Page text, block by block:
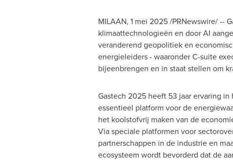
MILAAN, 1 mei 2025/PRNewswire/ --
klimaattechnologieën en door AI
veranderend geopolitiek en
energieleiders - waaronder C-suite
bijeenbrengen en in staat stellen om
Gastech 2025 heeft 53 jaar ervaring
essentieel platform voor de
het koolstofvrij maken van de
Via speciale platformen voor
partnerschappen in de industrie en
ecosysteem wordt bevorderd dat de